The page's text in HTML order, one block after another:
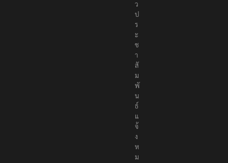
ข่
า
ว
ป
ร
ะ
ช
า
สั
ม
พั
น
ธ์
แ
จ้
ง